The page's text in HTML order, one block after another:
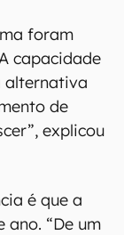
foram
capacidade
alternativa
de
explicou
é que a
ano. “De um